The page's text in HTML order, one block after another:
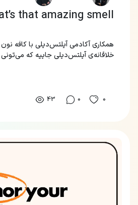
that amazing smell?
خلاقانه‌ی آیلتس‌دیلی جاییه که می‌تونی
0
0
43